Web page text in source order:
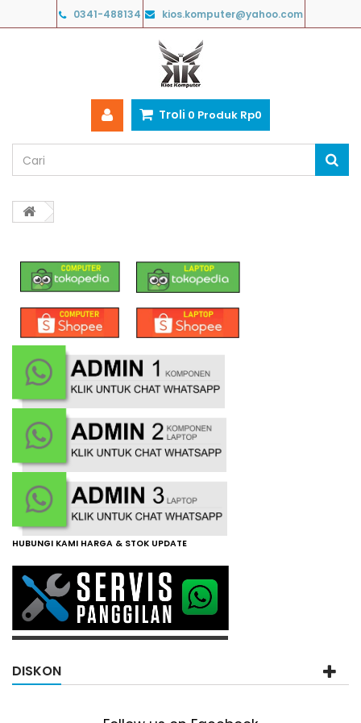
0341-488134 kios.komputer@yahoo.com
Troli 0 Produk Rp‎0
HUBUNGI KAMI HARGA & STOK UPDATE
DISKON